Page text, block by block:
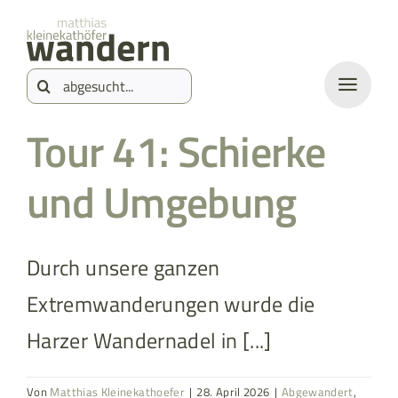
springen
Inhalt
springen
Suche
Tour 41: Schierke
und Umgebung
Durch unsere ganzen
Extremwanderungen wurde die
Harzer Wandernadel in [...]
Von Matthias Kleinekathoefer | 28. April 2026 | Abgewandert,